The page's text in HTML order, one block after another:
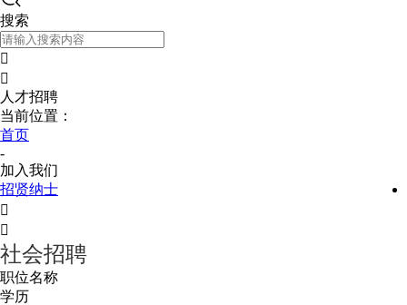
搜索


人才招聘
当前位置：
首页
-
加入我们
招贤纳士


社会招聘
职位名称
学历